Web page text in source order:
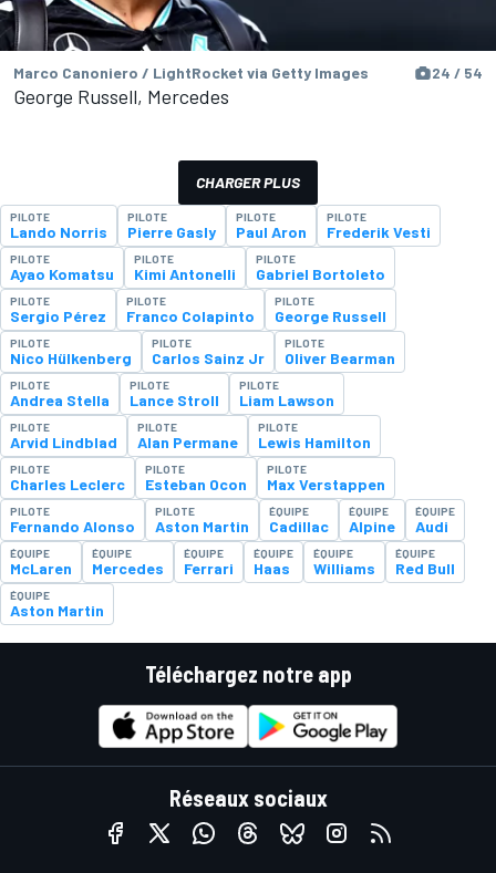
Marco Canoniero / LightRocket via Getty Images 24 / 54
George Russell, Mercedes
CHARGER PLUS
PILOTE
Lando Norris
PILOTE
Pierre Gasly
PILOTE
Paul Aron
PILOTE
Frederik Vesti
PILOTE
Ayao Komatsu
PILOTE
Kimi Antonelli
PILOTE
Gabriel Bortoleto
PILOTE
Sergio Pérez
PILOTE
Franco Colapinto
PILOTE
George Russell
PILOTE
Nico Hülkenberg
PILOTE
Carlos Sainz Jr
PILOTE
Oliver Bearman
PILOTE
Andrea Stella
PILOTE
Lance Stroll
PILOTE
Liam Lawson
PILOTE
Arvid Lindblad
PILOTE
Alan Permane
PILOTE
Lewis Hamilton
PILOTE
Charles Leclerc
PILOTE
Esteban Ocon
PILOTE
Max Verstappen
PILOTE
Fernando Alonso
PILOTE
Aston Martin
ÉQUIPE
Cadillac
ÉQUIPE
Alpine
ÉQUIPE
Audi
ÉQUIPE
McLaren
ÉQUIPE
Mercedes
ÉQUIPE
Ferrari
ÉQUIPE
Haas
ÉQUIPE
Williams
ÉQUIPE
Red Bull
ÉQUIPE
Aston Martin
Téléchargez notre app
Réseaux sociaux